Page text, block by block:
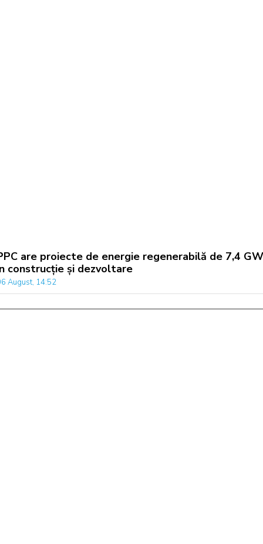
are proiecte de energie regenerabilă de 7,4 GW
construcție și dezvoltare
August, 14:52